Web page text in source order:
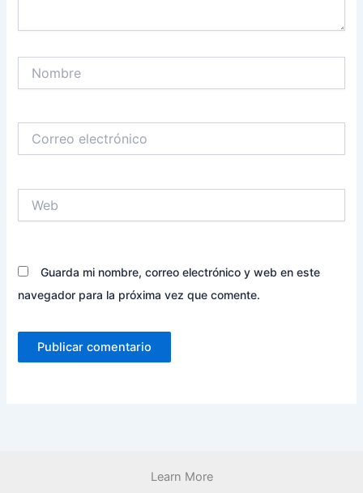
electrónico
Guarda mi nombre, correo electrónico y web en este
navegador para la próxima vez que comente.
Learn More